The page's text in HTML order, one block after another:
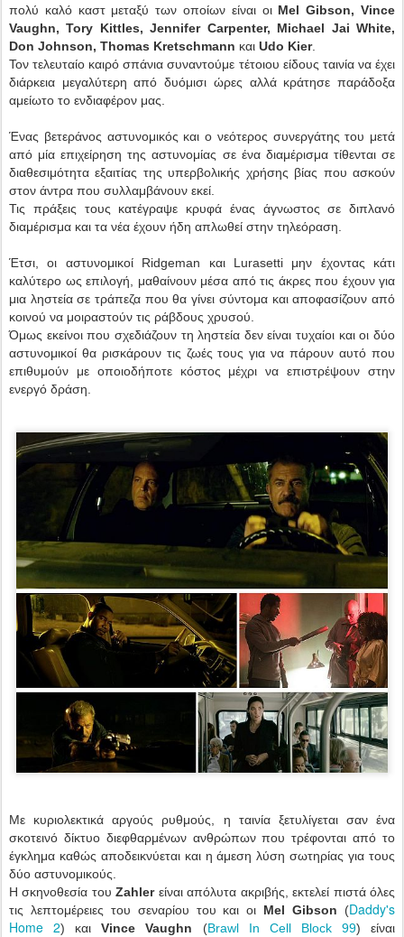
πολύ καλό καστ μεταξύ των οποίων είναι οι Mel Gibson, Vince
Vaughn, Tory Kittles, Jennifer Carpenter, Michael Jai White,
Don Johnson, Thomas Kretschmann και Udo Kier.
Τον τελευταίο καιρό σπάνια συναντούμε τέτοιου είδους ταινία να έχει
διάρκεια μεγαλύτερη από δυόμισι ώρες αλλά κράτησε παράδοξα
αμείωτο το ενδιαφέρον μας.
Ένας βετεράνος αστυνομικός και ο νεότερος συνεργάτης του μετά
από μία επιχείρηση της αστυνομίας σε ένα διαμέρισμα τίθενται σε
διαθεσιμότητα εξαιτίας της υπερβολικής χρήσης βίας που ασκούν
στον άντρα που συλλαμβάνουν εκεί.
Τις πράξεις τους κατέγραψε κρυφά ένας άγνωστος σε διπλανό
διαμέρισμα και τα νέα έχουν ήδη απλωθεί στην τηλεόραση.
Έτσι, οι αστυνομικοί Ridgeman και Lurasetti μην έχοντας κάτι
καλύτερο ως επιλογή, μαθαίνουν μέσα από τις άκρες που έχουν για
μια ληστεία σε τράπεζα που θα γίνει σύντομα και αποφασίζουν από
κοινού να μοιραστούν τις ράβδους χρυσού.
Όμως εκείνοι που σχεδιάζουν τη ληστεία δεν είναι τυχαίοι και οι δύο
αστυνομικοί θα ρισκάρουν τις ζωές τους για να πάρουν αυτό που
επιθυμούν με οποιοδήποτε κόστος μέχρι να επιστρέψουν στην
ενεργό δράση.
Με κυριολεκτικά αργούς ρυθμούς, η ταινία ξετυλίγεται σαν ένα
σκοτεινό δίκτυο διεφθαρμένων ανθρώπων που τρέφονται από το
έγκλημα καθώς αποδεικνύεται και η άμεση λύση σωτηρίας για τους
δύο αστυνομικούς.
Η σκηνοθεσία τουZahler είναι απόλυτα ακριβής, εκτελεί πιστά όλες
τις λεπτομέρειες του σεναρίου του και οι Mel Gibson (Daddy's
Home 2) καιVince Vaughn (Brawl In Cell Block 99) είναι